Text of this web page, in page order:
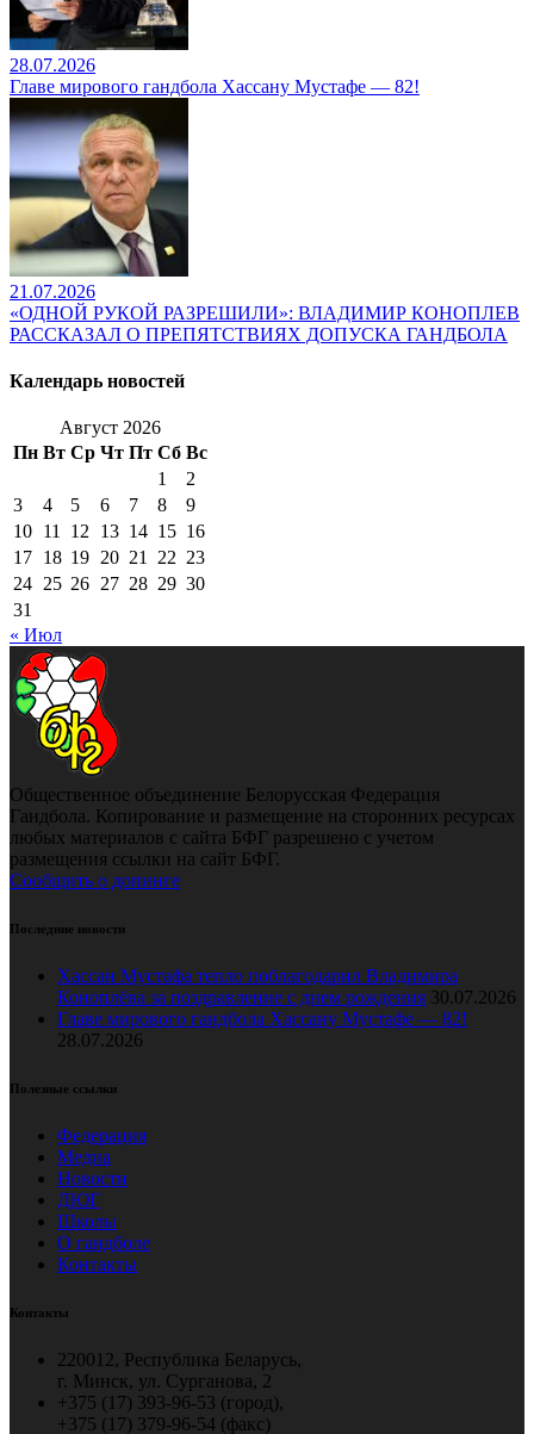
28.07.2026
Главе мирового гандбола Хассану Мустафе — 82!
21.07.2026
«ОДНОЙ РУКОЙ РАЗРЕШИЛИ»: ВЛАДИМИР КОНОПЛЕВ
РАССКАЗАЛ О ПРЕПЯТСТВИЯХ ДОПУСКА ГАНДБОЛА
Календарь новостей
Август 2026
Пн Вт Ср Чт Пт Сб Вс
1
2
3
4 5 6 7 8
9
10 11 12 13 14 15 16
17 18 19 20 21 22 23
24 25 26 27 28 29 30
31
« Июл
Общественное объединение Белорусская Федерация
Гандбола. Копирование и размещение на сторонних ресурсах
любых материалов с сайта БФГ разрешено с учетом
размещения ссылки на сайт БФГ.
Сообщить о допинге
Последние новости
Хассан Мустафа тепло поблагодарил Владимира
Коноплёва за поздравление с днем рождения 30.07.2026
Главе мирового гандбола Хассану Мустафе — 82!
28.07.2026
Полезные ссылки
Федерация
Медиа
Новости
ДЮГ
Школы
О гандболе
Контакты
Контакты
220012, Республика Беларусь,
г. Минск, ул. Сурганова, 2
+375 (17) 393-96-53 (город),
+375 (17) 379-96-54 (факс)